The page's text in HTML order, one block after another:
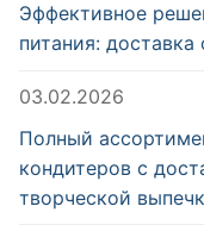
Эффективное
питания:
03.02.2026
Полный
кондитеров с
творческой